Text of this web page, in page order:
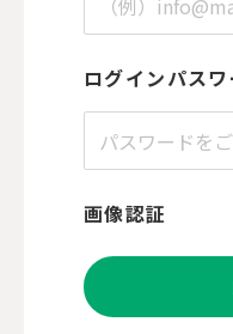
ログインパスワ
画像認証